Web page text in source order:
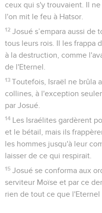
ceux qui s'y trouvaient. Il
l'on mit le feu à Hatsor.
12 Josué s’empara aussi de
tous leurs rois. Il les frappa
à la destruction, comme
de l'Eternel.
13 Toutefois, Israël ne brûla
collines, à l'exception
par Josué.
14 Les Israélites gardèrent
et le bétail, mais ils
les hommes jusqu'à leur
laisser de ce qui respirait.
15 Josué se conforma aux
serviteur Moïse et par ce
rien de tout ce que l'Eternel